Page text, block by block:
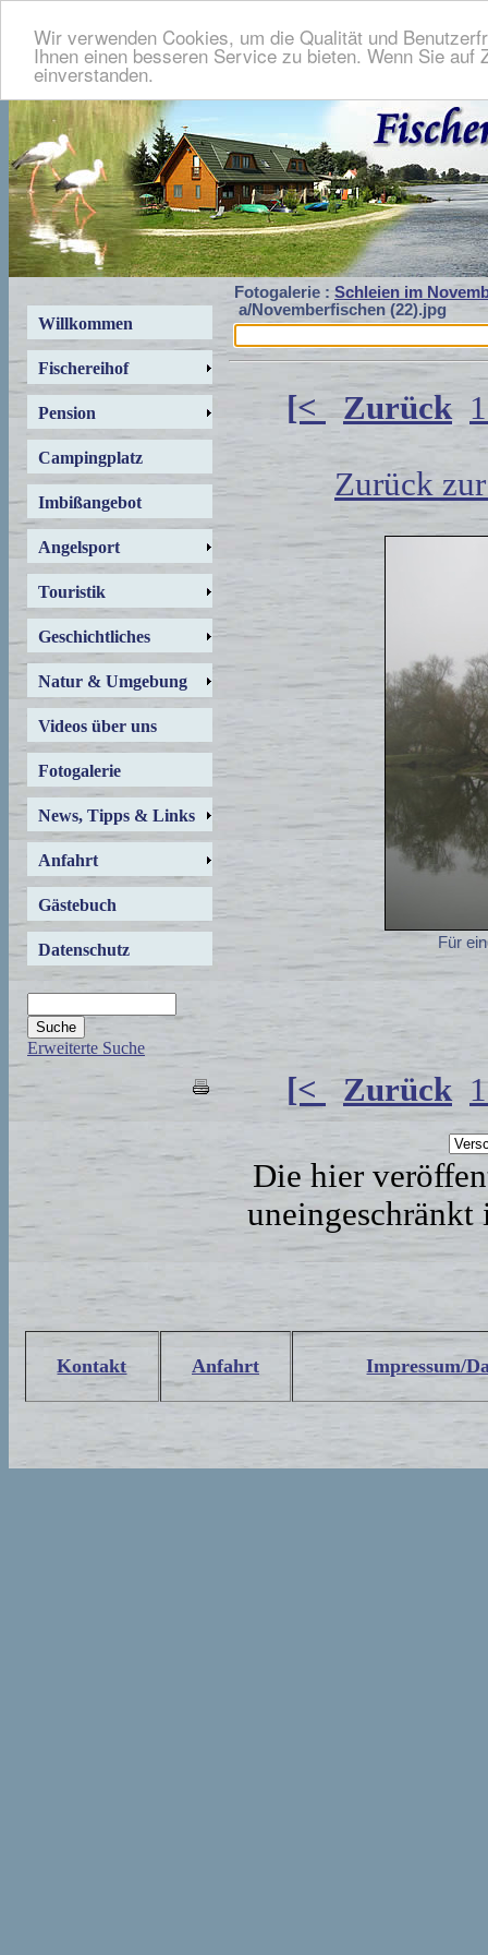
Wir verwenden Cookies, um die Qualität und
Ihnen einen besseren Service zu bieten. Wenn Sie
einverstanden.
Willkommen
Fischereihof
Pension
Campingplatz
Imbißangebot
Angelsport
Touristik
Geschichtliches
Natur & Umgebung
Videos über uns
Fotogalerie
News, Tipps & Links
Anfahrt
Gästebuch
Datenschutz
Erweiterte Suche
Fotogalerie : Schleien im
a/Novemberfischen (22).jpg
[< Zurück
Zurück
Für
[< Zurück
Die hier
Kontakt Anfahrt Impressum/